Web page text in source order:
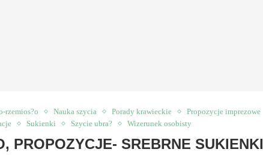
rzemios?o Nauka szycia Porady krawieckie
Propozycje imprezowe
Sukienki Szycie ubra? Wizerunek osobisty
PROPOZYCJE- SREBRNE SUKIENKI